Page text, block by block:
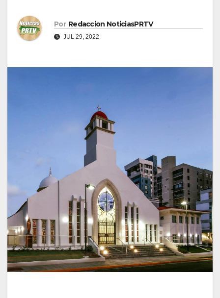
Por Redaccion NoticiasPRTV
JUL 29, 2022